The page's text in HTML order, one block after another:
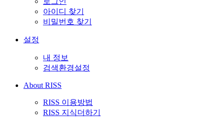
아이디 찾기
비밀번호 찾기
설정
내 정보
검색환경설정
About RISS
RISS 이용방법
RISS 지식더하기